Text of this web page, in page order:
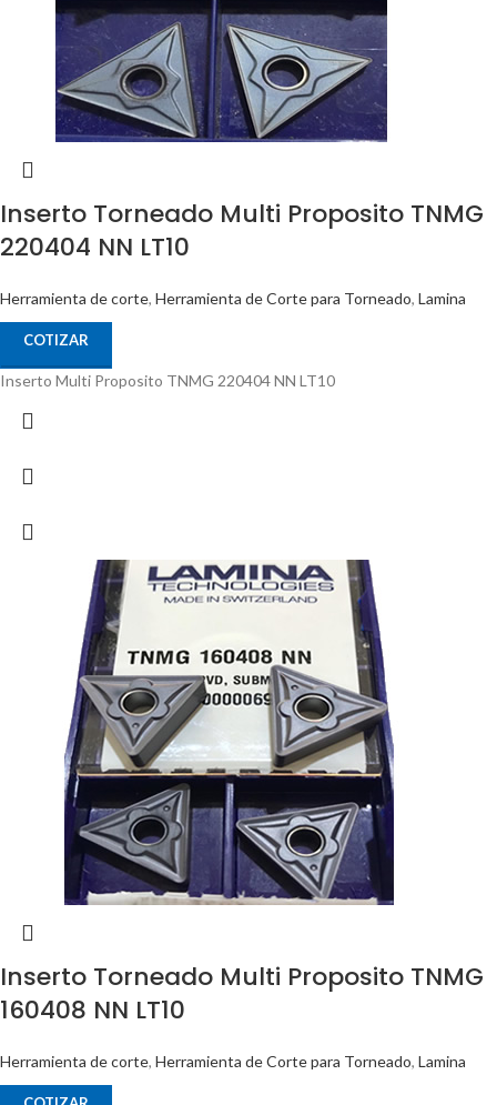
Inserto Torneado Multi Proposito TNMG
220404 NN LT10
Herramienta de corte, Herramienta de Corte para Torneado, Lamina
COTIZAR
Inserto Multi Proposito TNMG 220404 NN LT10
Inserto Torneado Multi Proposito TNMG
160408 NN LT10
Herramienta de corte, Herramienta de Corte para Torneado, Lamina